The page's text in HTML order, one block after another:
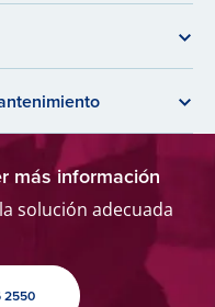
más información
solución adecuada
2550